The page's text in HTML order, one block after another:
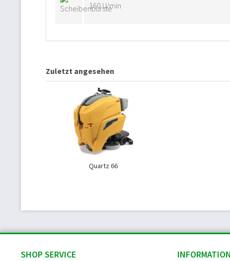
160 U/min
Zuletzt angesehen
Quartz 66
SHOP SERVICE